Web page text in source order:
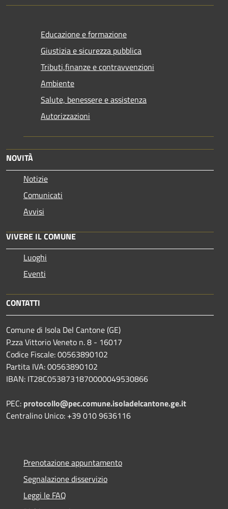
Educazione e formazione
Giustizia e sicurezza pubblica
Tributi,finanze e contravvenzioni
Ambiente
Salute, benessere e assistenza
Autorizzazioni
NOVITÀ
Notizie
Comunicati
Avvisi
VIVERE IL COMUNE
Luoghi
Eventi
CONTATTI
Comune di Isola Del Cantone (GE)
P.zza Vittorio Veneto n. 8 - 16017
Codice Fiscale: 00563890102
Partita IVA: 00563890102
IBAN: IT28C0538731870000049530866
PEC: protocollo@pec.comune.isoladelcantone.ge.it
Centralino Unico: +39 010 9636116
Prenotazione appuntamento
Segnalazione disservizio
Leggi le FAQ